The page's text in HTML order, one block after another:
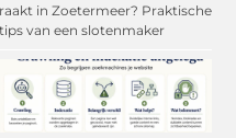
raakt in Zoetermeer? Praktische
tips van een slotenmaker